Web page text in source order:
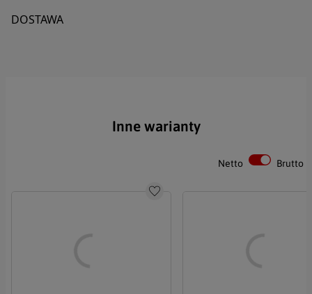
Imię
DOSTAWA
Inne warianty
Netto Brutto
Do schowka